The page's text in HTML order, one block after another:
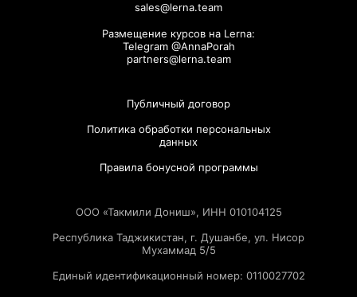
sales@lerna.team
Размещение курсов на Lerna:
Telegram @AnnaPorah
partners@lerna.team
Публичный договор
Политика обработки персональных
данных
Правила бонусной программы
ООО «Такмили Дониш», ИНН 010104125
Республика Таджикистан, г. Душанбе, ул. Нисор
Мухаммад 5/5
Единый идентификационный номер: 0110027702